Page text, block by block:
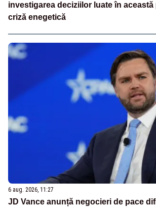
investigarea deciziilor luate în această
criză enegetică
6 aug. 2026, 11:27
JD Vance anunță negocieri de pace